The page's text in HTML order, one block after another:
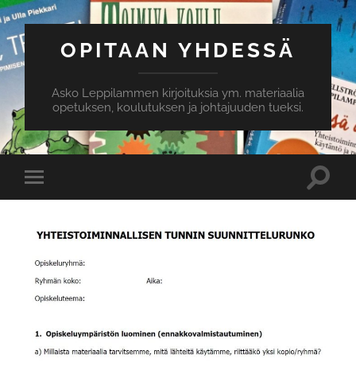
OPITAAN YHDESSÄ
Asko Leppilammen kirjoituksia ym. materiaalia
opetuksen, koulutuksen ja johtajuuden tueksi.
mobile
Toggle